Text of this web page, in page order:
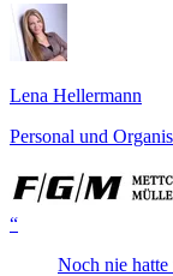
Lena Hellermann
Personal und
“
Noch nie hatte